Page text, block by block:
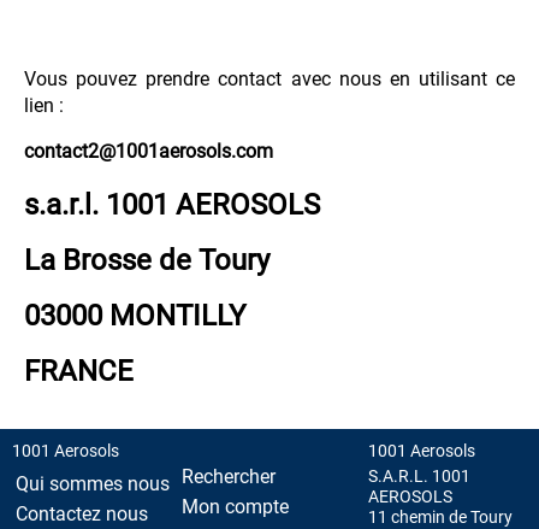
Vous pouvez prendre contact avec nous en utilisant ce
lien :
contact2@1001aerosols.com
s.a.r.l. 1001 AEROSOLS
La Brosse de Toury
03000 MONTILLY
FRANCE
1001 Aerosols
Qui sommes nous
Contactez nous
Rechercher
Mon compte
1001 Aerosols
S.A.R.L. 1001
AEROSOLS
11 chemin de Toury